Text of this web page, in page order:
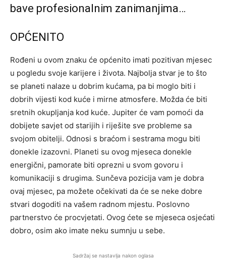
bave profesionalnim zanimanjima…
OPĆENITO
Rođeni u ovom znaku će općenito imati pozitivan mjesec
u pogledu svoje karijere i života. Najbolja stvar je to što
se planeti nalaze u dobrim kućama, pa bi moglo biti i
dobrih vijesti kod kuće i mirne atmosfere. Možda će biti
sretnih okupljanja kod kuće. Jupiter će vam pomoći da
dobijete savjet od starijih i riješite sve probleme sa
svojom obitelji. Odnosi s braćom i sestrama mogu biti
donekle izazovni. Planeti su ovog mjeseca donekle
energični, pamorate biti oprezni u svom govoru i
komunikaciji s drugima. Sunčeva pozicija vam je dobra
ovaj mjesec, pa možete očekivati ​​da će se neke dobre
stvari dogoditi na vašem radnom mjestu. Poslovno
partnerstvo će procvjetati. Ovog ćete se mjeseca osjećati
dobro, osim ako imate neku sumnju u sebe.
Sadržaj se nastavlja nakon oglasa